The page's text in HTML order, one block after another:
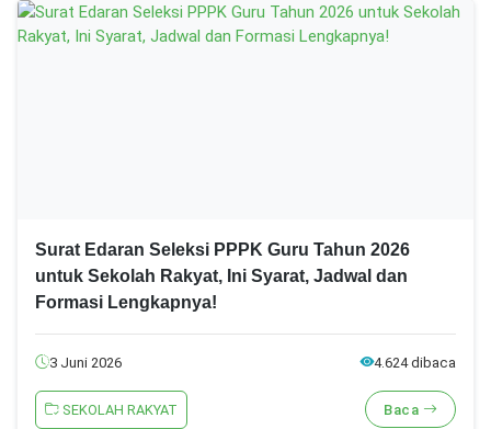
Surat Edaran Seleksi PPPK Guru Tahun 2026
untuk Sekolah Rakyat, Ini Syarat, Jadwal dan
Formasi Lengkapnya!
3 Juni 2026 4.624 dibaca
SEKOLAH RAKYAT Baca